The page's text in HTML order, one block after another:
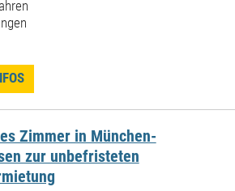
Zimmer in München-
zur unbefristeten